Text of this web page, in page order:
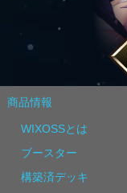
商品情報
WIXOSSとは
ブースター
構築済デッキ